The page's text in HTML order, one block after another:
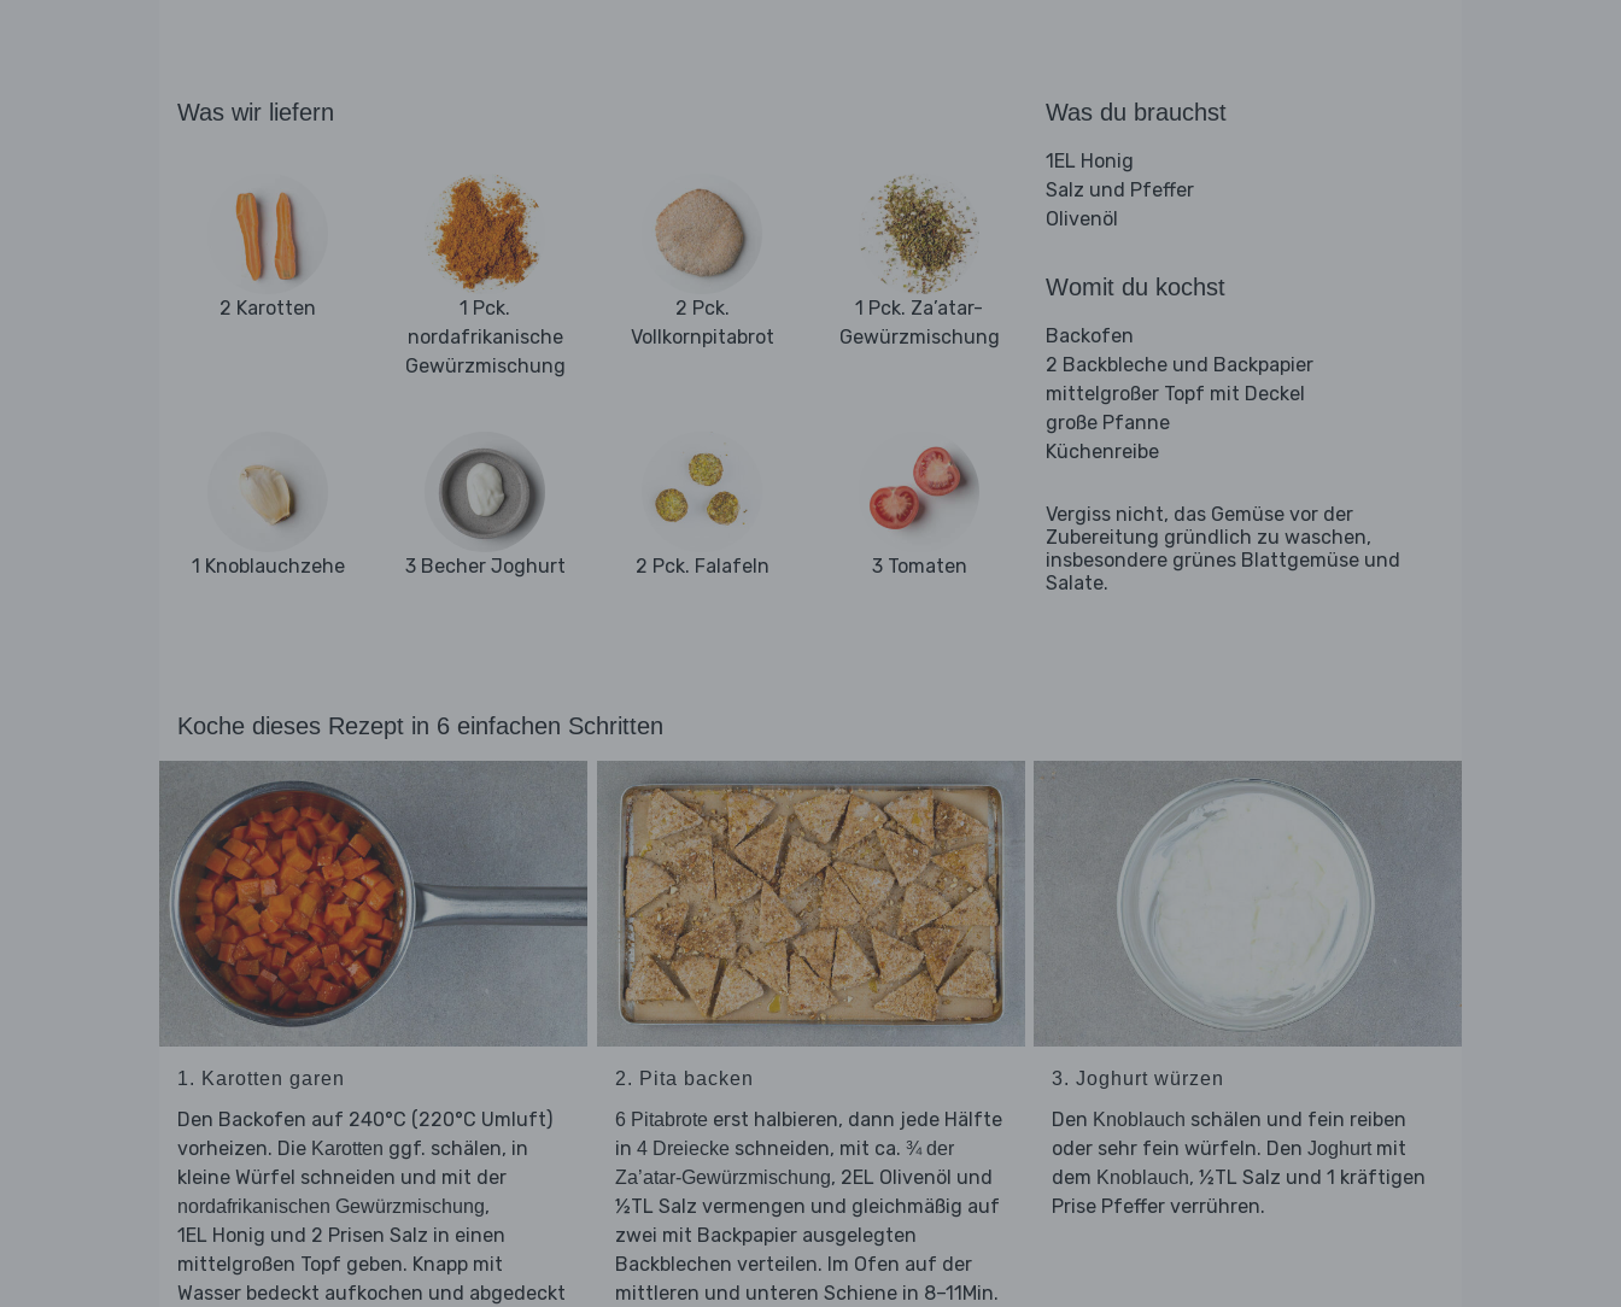
Was wir liefern
2 Karotten
1 Pck.
nordafrikanische
Gewürzmischung
2 Pck.
Vollkornpitabrot
1 Pck. Za’atar-
Gewürzmischung
1 Knoblauchzehe 3 Becher Joghurt 2 Pck. Falafeln 3 Tomaten
Was du brauchst
1EL Honig
Salz und Pfeffer
Olivenöl
Womit du kochst
Backofen
2 Backbleche und Backpapier
mittelgroßer Topf mit Deckel
große Pfanne
Küchenreibe
Vergiss nicht, das Gemüse vor der
Zubereitung gründlich zu waschen,
insbesondere grünes Blattgemüse und
Salate.
Koche dieses Rezept in 6 einfachen Schritten
1. Karotten garen
Den Backofen auf 240°C (220°C Umluft)
vorheizen. Die Karotten ggf. schälen, in
kleine Würfel schneiden und mit der
nordafrikanischen Gewürzmischung,
1EL Honig und 2 Prisen Salz in einen
mittelgroßen Topf geben. Knapp mit
Wasser bedeckt aufkochen und abgedeckt
2. Pita backen
6 Pitabrote erst halbieren, dann jede Hälfte
in 4 Dreiecke schneiden, mit ca. ¾ der
Za’atar-Gewürzmischung, 2EL Olivenöl und
½TL Salz vermengen und gleichmäßig auf
zwei mit Backpapier ausgelegten
Backblechen verteilen. Im Ofen auf der
mittleren und unteren Schiene in 8–11Min.
3. Joghurt würzen
Den Knoblauch schälen und fein reiben
oder sehr fein würfeln. Den Joghurtmit
dem Knoblauch, ½TL Salz und 1 kräftigen
Prise Pfeffer verrühren.